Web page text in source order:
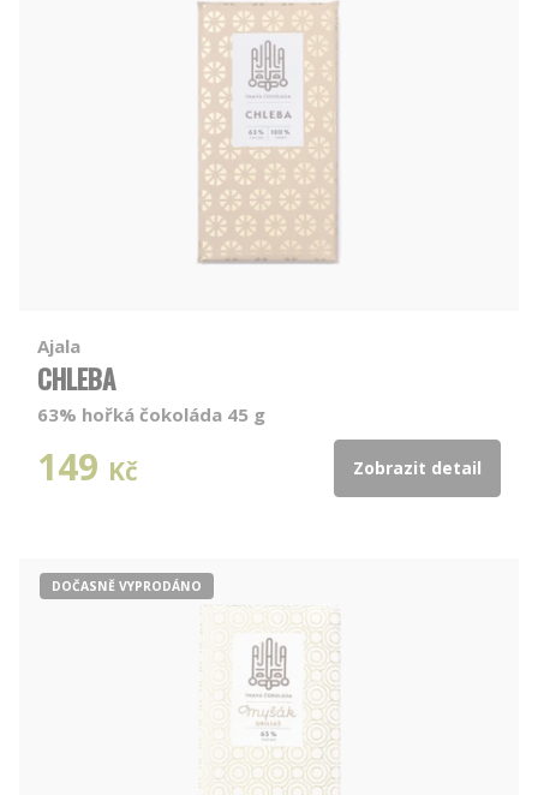
Ajala
CHLEBA
63% hořká čokoláda 45 g
149 Kč Zobrazit detail
DOČASNĚ VYPRODÁNO